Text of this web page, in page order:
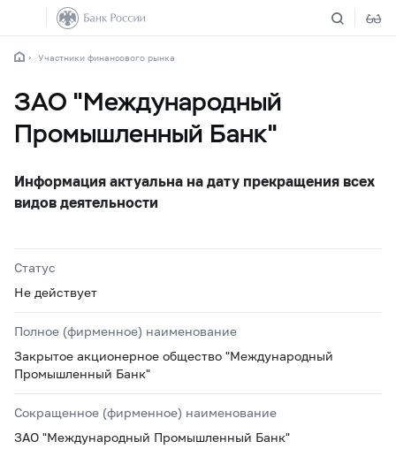
Участники финансового рынка
ЗАО "Международный
Промышленный Банк"
Информация актуальна на дату прекращения всех
видов деятельности
Статус
Не действует
Полное (фирменное) наименование
Закрытое акционерное общество "Международный
Промышленный Банк"
Сокращенное (фирменное) наименование
ЗАО "Международный Промышленный Банк"